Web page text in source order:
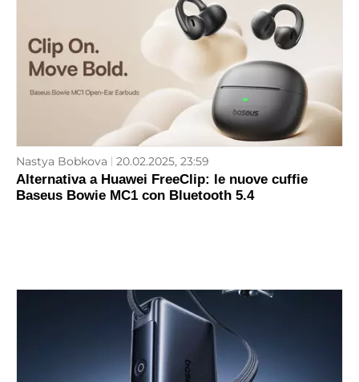
Nastya Bobkova 20.02.2025, 23:59
Alternativa a Huawei FreeClip: le nuove cuffie
Baseus Bowie MC1 con Bluetooth 5.4